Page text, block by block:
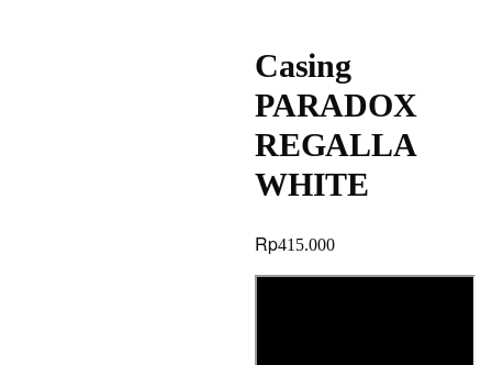
Casing
PARADOX
REGALLA
WHITE
Rp415.000